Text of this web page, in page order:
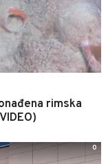
rimska
0